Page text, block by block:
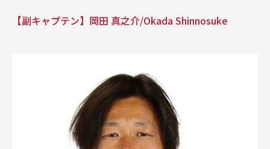
【副キャプテン】岡田 真之介/Okada Shinnosuke